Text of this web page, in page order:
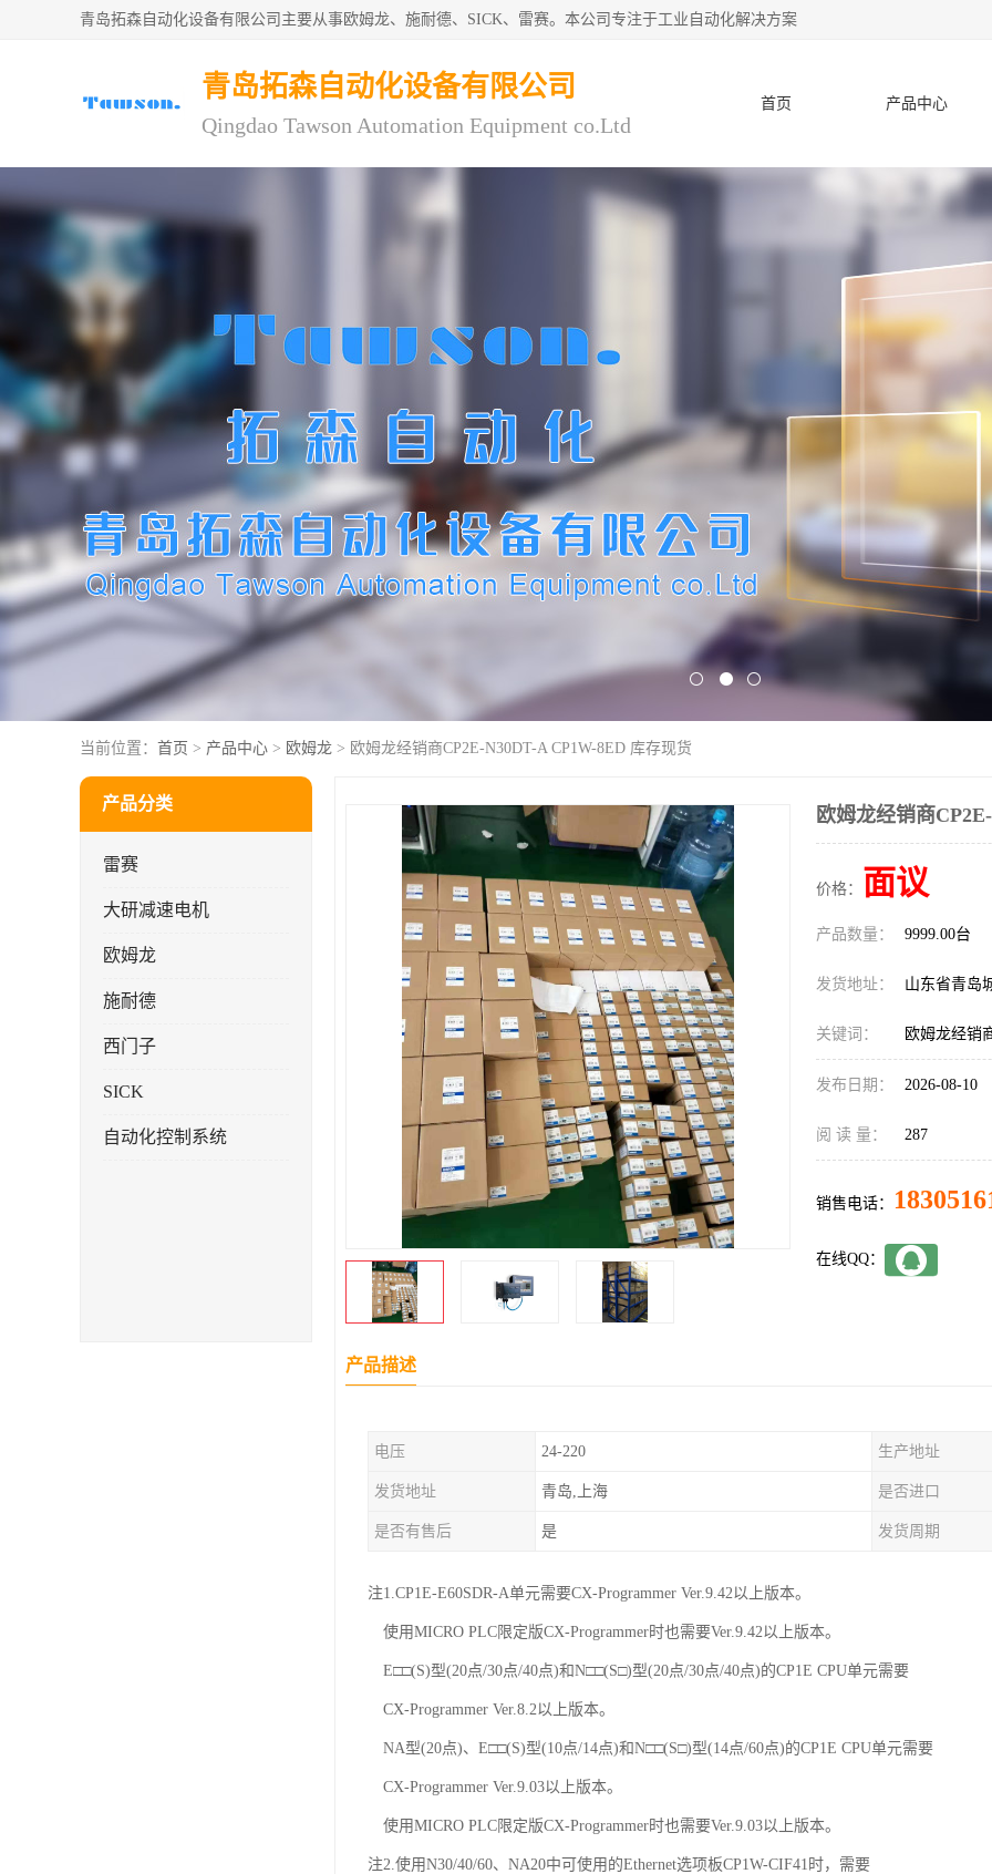
青岛拓森自动化设备有限公司主要从事欧姆龙、施耐德、SICK、雷赛。本公司专注于工业自动化解决方案
青岛拓森自动化设备有限公司
Qingdao Tawson Automation Equipment co.Ltd
首页 产品中心
当前位置： 首页 > 产品中心 > 欧姆龙 > 欧姆龙经销商CP2E-N30DT-A CP1W-8ED 库存现货
产品分类
雷赛
大研减速电机
欧姆龙
施耐德
西门子
SICK
自动化控制系统
欧姆龙经销商
价格： 面议
产品数量： 9999.00台
发货地址： 山东省青岛
关键词： 欧姆龙经销
发布日期： 2026-08-10
阅 读 量： 287
销售电话：
在线QQ：
产品描述
电压 24-220 生产地址
发货地址 青岛,上海 是否进口
是否有售后 是 发货周期
注1.CP1E-E60SDR-A单元需要CX-Programmer Ver.9.42以上版本。
使用MICRO PLC限定版CX-Programmer时也需要Ver.9.42以上版本。
E□□(S)型(20点/30点/40点)和N□□(S□)型(20点/30点/40点)的CP1E CPU单元需要
CX-Programmer Ver.8.2以上版本。
NA型(20点)、E□□(S)型(10点/14点)和N□□(S□)型(14点/60点)的CP1E CPU单元需要
CX-Programmer Ver.9.03以上版本。
使用MICRO PLC限定版CX-Programmer时也需要Ver.9.03以上版本。
注2.使用N30/40/60、NA20中可使用的Ethernet选项板CP1W-CIF41时，需要